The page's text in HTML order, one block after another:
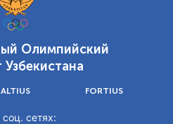
Олимпийский
Узбекистана
ALTIUS FORTIUS
сетях: